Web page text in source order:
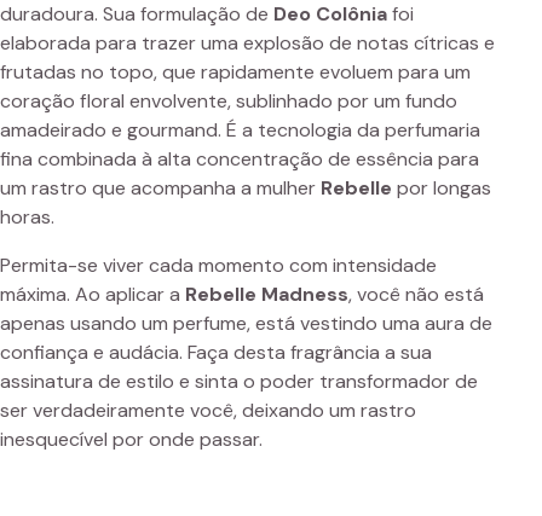
duradoura. Sua formulação de Deo Colôniafoi
elaborada para trazer uma explosão de notas cítricas e
frutadas no topo, que rapidamente evoluem para um
coração floral envolvente, sublinhado por um fundo
amadeirado e gourmand. É a tecnologia da perfumaria
fina combinada à alta concentração de essência para
um rastro que acompanha a mulher Rebelle por longas
horas.
Permita-se viver cada momento com intensidade
máxima. Ao aplicar a Rebelle Madness, você não está
apenas usando um perfume, está vestindo uma aura de
confiança e audácia. Faça desta fragrância a sua
assinatura de estilo e sinta o poder transformador de
ser verdadeiramente você, deixando um rastro
inesquecível por onde passar.